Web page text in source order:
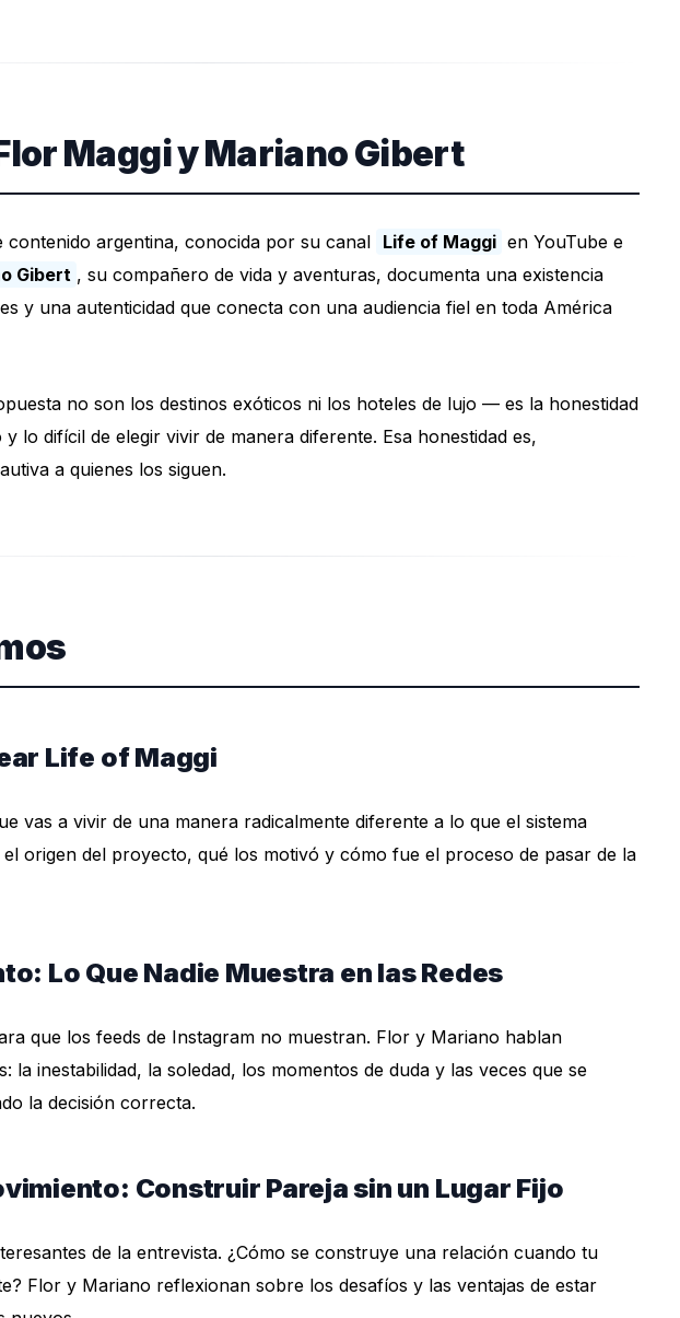
Maggi y Mariano Gibert
contenido argentina, conocida por su canal Life of Maggi en YouTube e
Gibert , su compañero de vida y aventuras, documenta una existencia
y una autenticidad que conecta con una audiencia fiel en toda América
no son los destinos exóticos ni los hoteles de lujo — es la honestidad
lo difícil de elegir vivir de manera diferente. Esa honestidad es,
a quienes los siguen.
Life of Maggi
vas a vivir de una manera radicalmente diferente a lo que el sistema
origen del proyecto, qué los motivó y cómo fue el proceso de pasar de la
Lo Que Nadie Muestra en las Redes
que los feeds de Instagram no muestran. Flor y Mariano hablan
la inestabilidad, la soledad, los momentos de duda y las veces que se
la decisión correcta.
Construir Pareja sin un Lugar Fijo
de la entrevista. ¿Cómo se construye una relación cuando tu
Flor y Mariano reflexionan sobre los desafíos y las ventajas de estar